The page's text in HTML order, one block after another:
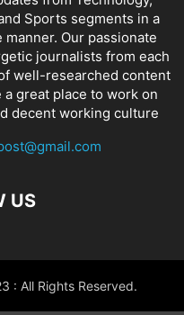
Sports segments in a
Our passionate
journalists from each
well-researched content
a great place to work on
decent working culture
US
: All Rights Reserved.